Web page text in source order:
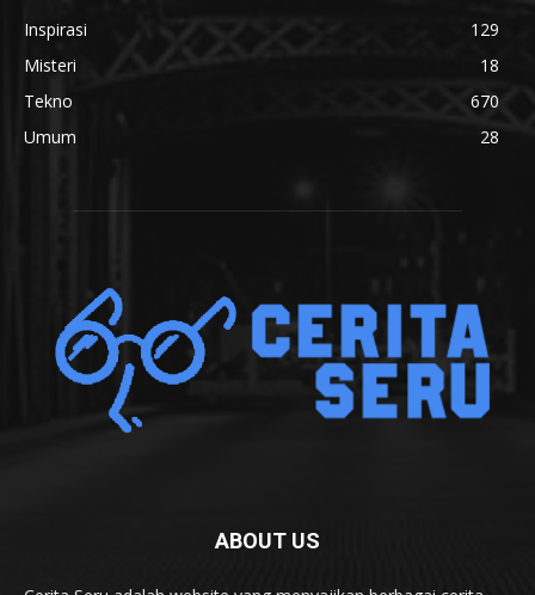
Inspirasi
129
Misteri
18
Tekno
670
Umum
28
ABOUT US